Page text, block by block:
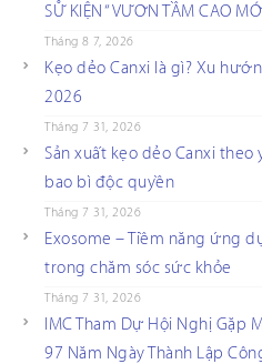
SỰ KIỆN “VƯƠN TẦM CAO
Tháng 8 7, 2026
Kẹo dẻo Canxi là gì? Xu
2026
Tháng 7 31, 2026
Sản xuất kẹo dẻo Canxi
bao bì độc quyền
Tháng 7 31, 2026
Exosome – Tiềm năng ứng
trong chăm sóc sức khỏe
Tháng 7 31, 2026
IMC Tham Dự Hội Nghị Gặp
97 Năm Ngày Thành Lập